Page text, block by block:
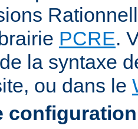
PCRE.
la syntaxe
ou dans le